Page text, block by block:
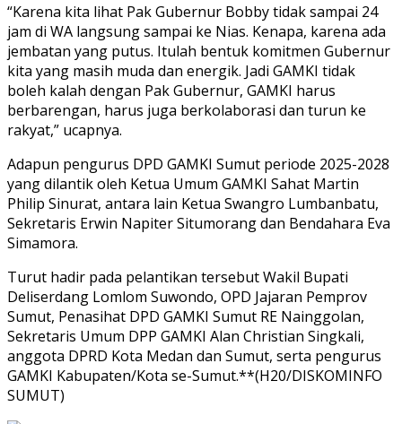
“Karena kita lihat Pak Gubernur Bobby tidak sampai 24
jam di WA langsung sampai ke Nias. Kenapa, karena ada
jembatan yang putus. Itulah bentuk komitmen Gubernur
kita yang masih muda dan energik. Jadi GAMKI tidak
boleh kalah dengan Pak Gubernur, GAMKI harus
berbarengan, harus juga berkolaborasi dan turun ke
rakyat,” ucapnya.
Adapun pengurus DPD GAMKI Sumut periode 2025-2028
yang dilantik oleh Ketua Umum GAMKI Sahat Martin
Philip Sinurat, antara lain Ketua Swangro Lumbanbatu,
Sekretaris Erwin Napiter Situmorang dan Bendahara Eva
Simamora.
Turut hadir pada pelantikan tersebut Wakil Bupati
Deliserdang Lomlom Suwondo, OPD Jajaran Pemprov
Sumut, Penasihat DPD GAMKI Sumut RE Nainggolan,
Sekretaris Umum DPP GAMKI Alan Christian Singkali,
anggota DPRD Kota Medan dan Sumut, serta pengurus
GAMKI Kabupaten/Kota se-Sumut.**(H20/DISKOMINFO
SUMUT)